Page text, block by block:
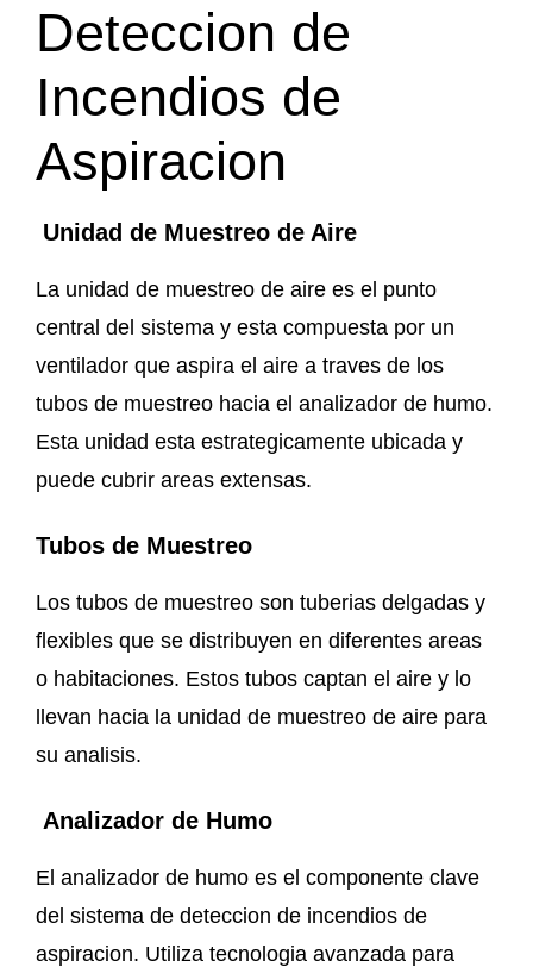
Deteccion de
Incendios de
Aspiracion
Unidad de Muestreo de Aire
La unidad de muestreo de aire es el punto
central del sistema y esta compuesta por un
ventilador que aspira el aire a traves de los
tubos de muestreo hacia el analizador de humo.
Esta unidad esta estrategicamente ubicada y
puede cubrir areas extensas.
Tubos de Muestreo
Los tubos de muestreo son tuberias delgadas y
flexibles que se distribuyen en diferentes areas
o habitaciones. Estos tubos captan el aire y lo
llevan hacia la unidad de muestreo de aire para
su analisis.
Analizador de Humo
El analizador de humo es el componente clave
del sistema de deteccion de incendios de
aspiracion. Utiliza tecnologia avanzada para